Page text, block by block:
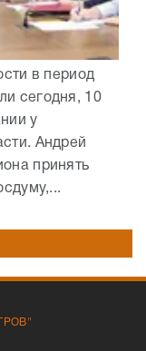
в период
сегодня, 10
у
Андрей
принять